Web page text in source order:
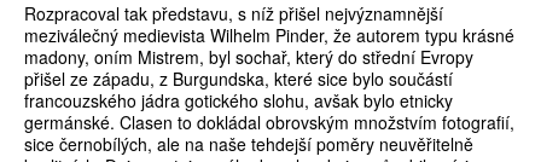
Rozpracoval tak představu, s níž přišel nejvýznamnější
meziválečný medievista Wilhelm Pinder, že autorem typu krásné
madony, oním Mistrem, byl sochař, který do střední Evropy
přišel ze západu, z Burgundska, které sice bylo součástí
francouzského jádra gotického slohu, avšak bylo etnicky
germánské. Clasen to dokládal obrovským množstvím fotografií,
sice černobílých, ale na naše tehdejší poměry neuvěřitelně